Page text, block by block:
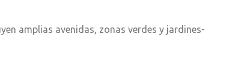
amplias avenidas, zonas verdes y jardines-